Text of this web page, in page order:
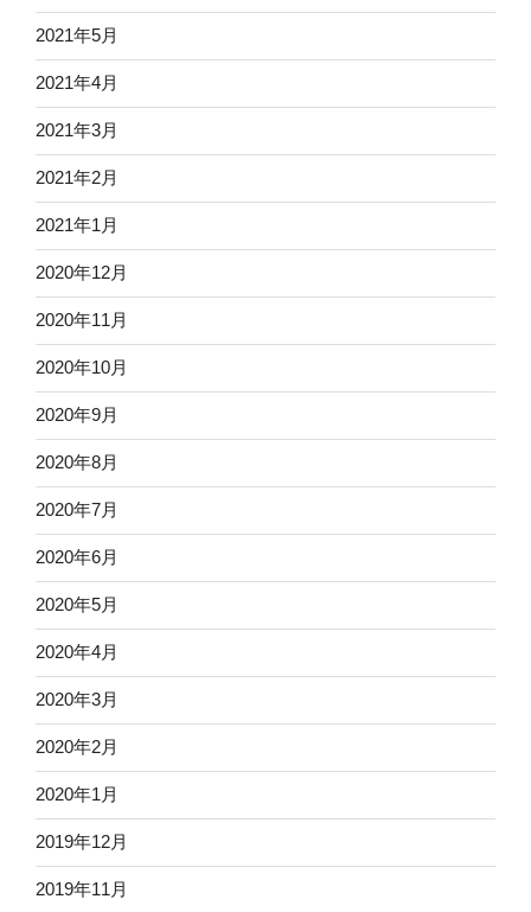
2021年5月
2021年4月
2021年3月
2021年2月
2021年1月
2020年12月
2020年11月
2020年10月
2020年9月
2020年8月
2020年7月
2020年6月
2020年5月
2020年4月
2020年3月
2020年2月
2020年1月
2019年12月
2019年11月